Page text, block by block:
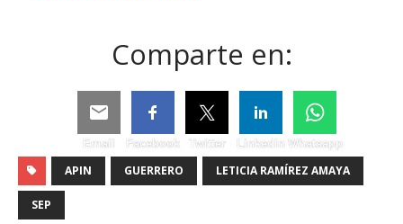
Comparte en:
Email Facebook Twitter Linkedin Whatsapp
APIN GUERRERO LETICIA RAMÍREZ AMAYA
SEP